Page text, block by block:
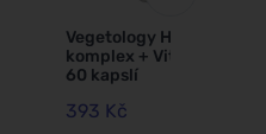
Vegetology Hořčíkový
komplex + Vitamín B6,
60 kapslí
393 Kč